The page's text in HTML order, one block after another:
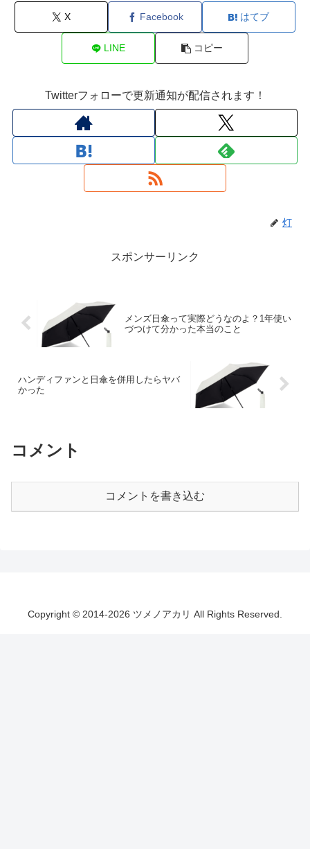
X Facebook はてブ
LINE コピー
Twitterフォローで更新通知が配信されます！
灯
スポンサーリンク
メンズ日傘って実際どうなのよ？1年使い
づつけて分かった本当のこと
ハンディファンと日傘を併用したらヤバ
かった
コメント
コメントを書き込む
Copyright © 2014-2026 ツメノアカリ All Rights Reserved.